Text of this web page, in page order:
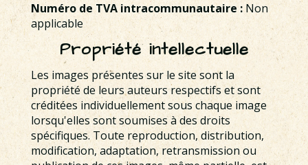
Numéro de TVA intracommunautaire :Non
applicable
Propriété intellectuelle
Les images présentes sur le site sont la
propriété de leurs auteurs respectifs et sont
créditées individuellement sous chaque image
lorsqu'elles sont soumises à des droits
spécifiques. Toute reproduction, distribution,
modification, adaptation, retransmission ou